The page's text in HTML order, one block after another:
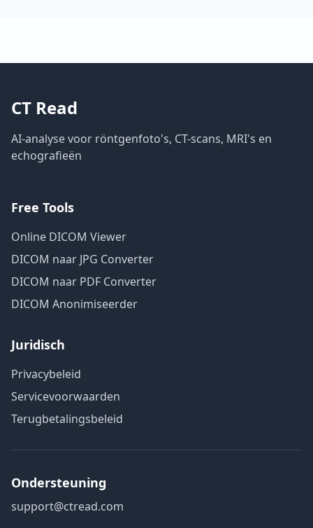
CT Read
AI-analyse voor röntgenfoto's, CT-scans, MRI's en
echografieën
Free Tools
Online DICOM Viewer
DICOM naar JPG Converter
DICOM naar PDF Converter
DICOM Anonimiseerder
Juridisch
Privacybeleid
Servicevoorwaarden
Terugbetalingsbeleid
Ondersteuning
support@ctread.com